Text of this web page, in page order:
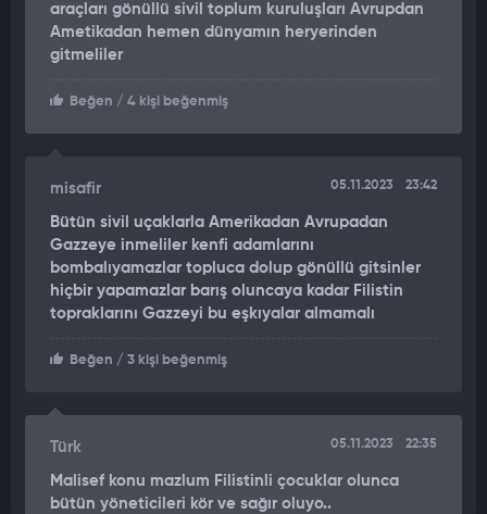
araçları gönüllü sivil toplum kuruluşları Avrupdan
Ametikadan hemen dünyamın heryerinden
gitmeliler
Beğen / 4 kişi beğenmiş
misafir 05.11.2023 23:42
Bütün sivil uçaklarla Amerikadan Avrupadan
Gazzeye inmeliler kenfi adamlarını
bombalıyamazlar topluca dolup gönüllü gitsinler
hiçbir yapamazlar barış oluncaya kadar Filistin
topraklarını Gazzeyi bu eşkıyalar almamalı
Beğen / 3 kişi beğenmiş
Türk 05.11.2023 22:35
Malisef konu mazlum Filistinli çocuklar olunca
bütün yöneticileri kör ve sağır oluyo..